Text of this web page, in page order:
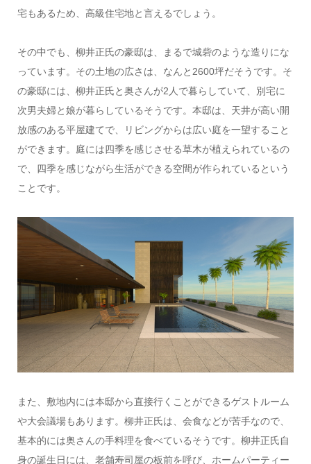
宅もあるため、高級住宅地と言えるでしょう。
その中でも、柳井正氏の豪邸は、まるで城砦のような造りにな
っています。その土地の広さは、なんと2600坪だそうです。そ
の豪邸には、柳井正氏と奥さんが2人で暮らしていて、別宅に
次男夫婦と娘が暮らしているそうです。本邸は、天井が高い開
放感のある平屋建てで、リビングからは広い庭を一望すること
ができます。庭には四季を感じさせる草木が植えられているの
で、四季を感じながら生活ができる空間が作られているという
ことです。
また、敷地内には本邸から直接行くことができるゲストルーム
や大会議場もあります。柳井正氏は、会食などが苦手なので、
基本的には奥さんの手料理を食べているそうです。柳井正氏自
身の誕生日には、老舗寿司屋の板前を呼び、ホームパーティー